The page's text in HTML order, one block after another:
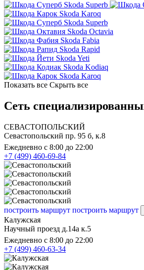
Skoda Superb
Skoda Karoq
Skoda Superb
Skoda Octavia
Skoda Fabia
Skoda Rapid
Skoda Yeti
Skoda Kodiaq
Skoda Karoq
Показать все Скрыть все
Сеть
СЕВАСТОПОЛЬСКИЙ
Севастопольский пр. 95 б, к.8
Ежедневно с 8:00 до 22:00
+7 (499) 460-69-84
построить маршрут построить маршрут
Калужская
Научный проезд д.14а к.5
Ежедневно с 8:00 до 22:00
+7 (499) 460-63-34